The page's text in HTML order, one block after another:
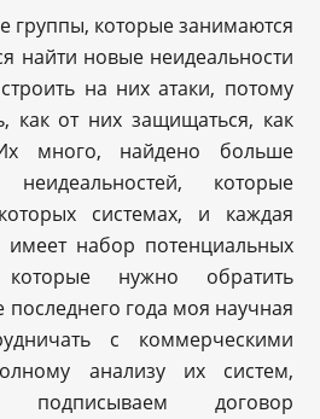
группы, которые занимаются
найти новые неидеальности
на них атаки, потому
как от них защищаться, как
много, найдено больше
которые
системах, и каждая
имеет набор потенциальных
нужно обратить
года моя научная
с коммерческими
анализу их систем,
договор